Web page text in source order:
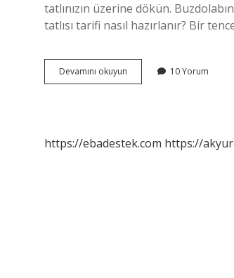
tatlınızın üzerine dökün.
tatlısı tarifi nasıl hazırlanır? Bir
Devamını okuyun
Tatlısı
10 Yorum
https://ebadestek.com https://